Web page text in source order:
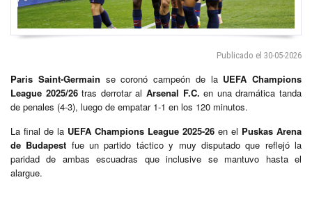
Publicado el 30-05-2026
Paris Saint-Germain se coronó campeón de la UEFA Champions
League 2025/26tras derrotar alArsenal F.C. en una dramática tanda
de penales (4-3), luego de empatar 1-1 en los 120 minutos.
La final de la UEFA Champions League 2025-26 en el Puskas Arena
de Budapest fue un partido táctico y muy disputado que reflejó la
paridad de ambas escuadras que inclusive se mantuvo hasta el
alargue.